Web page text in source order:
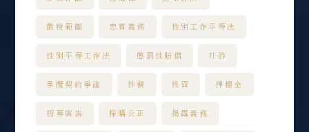
徵稅範圍 忠實義務 性別工作平等法
性別平等工作法 懲罰性賠償 打詐
承攬契約爭議 抄襲 投資 押標金
招募廣告 採購公正 揭露義務